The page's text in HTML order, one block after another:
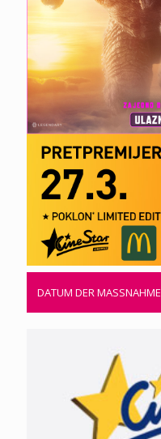
DATUM DER MASSNAHME